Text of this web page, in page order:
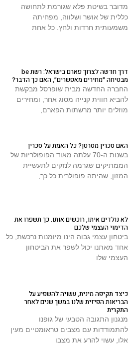
מדובר בשיטת פלא שגורמת לתחושה
כללית של אושר ושלווה, מפחיתה
משמעותית חרדות ולחץ. כל אחת
דרך חדשה לצרוך פארם בישראל: רשת be
מבטיחה ״מחירים מאפשרים״, האם כך הדבר?
החברה החדשה מבית שופרסל מבקשת
להביא חווית קנייה מסוג אחר, ומחירים
מוזלים יותר מרשתות הפארם,
האם סכרין מסרטן? כל האמת על סכרין
בשנות ה-70 עלתה מאוד הפופולריות של
הממתיקים שגרמה לנזקים לתעשיית
המזון, שהיתה פופולרית כל כך,
לא נולדים איתו, רוכשים אותו. כך תשפרו את
הדימוי העצמי שלכם
ביטחון עצמי גבוה הינו מיומנות נרכשת, כל
אחד מאתנו יכול לשפר את הביטחון
העצמי שלו
כיצד תקיפה מינית, עשויה להשפיע על
הבריאות הפיזית שלנו במשך שנים לאחר
התקרית
מנגנון התגובה הטבעי של גופנו
להתמודדות עם מצבים טראומטיים מעין
אלו, עשוי להרע את מצבו